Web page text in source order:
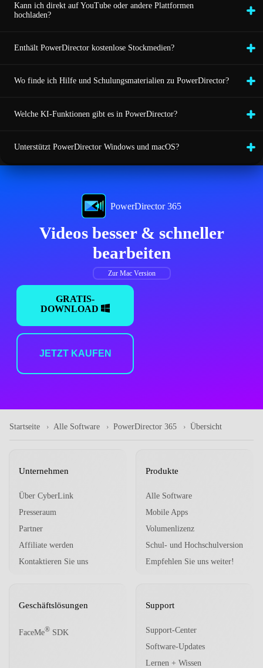
Kann ich direkt auf YouTube oder andere Plattformen
hochladen?
Enthält PowerDirector kostenlose Stockmedien?
Wo finde ich Hilfe und Schulungsmaterialien zu PowerDirector?
Welche KI-Funktionen gibt es in PowerDirector?
Unterstützt PowerDirector Windows und macOS?
PowerDirector 365
Videos besser & schneller
bearbeiten
Zur Mac Version
GRATIS-
DOWNLOAD
JETZT KAUFEN
Startseite Alle Software PowerDirector 365 Übersicht
Unternehmen
Über CyberLink
Presseraum
Partner
Affiliate werden
Kontaktieren Sie uns
Produkte
Alle Software
Mobile Apps
Volumenlizenz
Schul- und Hochschulversion
Empfehlen Sie uns weiter!
Geschäftslösungen
FaceMe® SDK
Support
Support-Center
Software-Updates
Lernen + Wissen